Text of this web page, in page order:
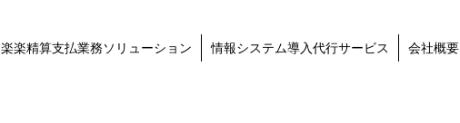
楽楽精算支払業務ソリューション 情報システム導入代行サービス 会社概要